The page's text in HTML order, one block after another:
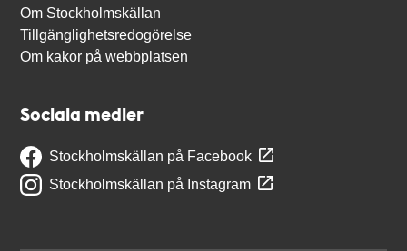
Om Stockholmskällan
Tillgänglighetsredogörelse
Om kakor på webbplatsen
Sociala medier
Stockholmskällan på Facebook
Stockholmskällan på Instagram